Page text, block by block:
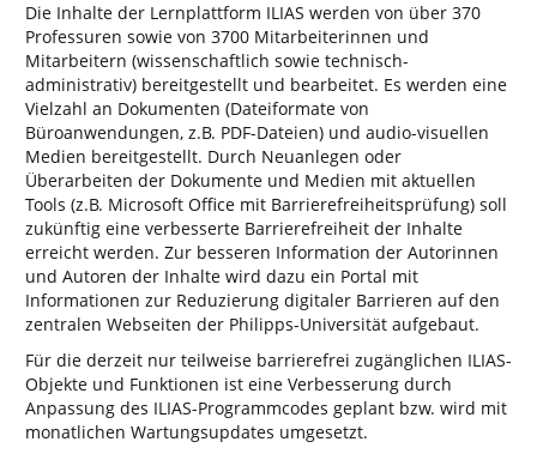
Die Inhalte der Lernplattform ILIAS werden von über 370
Professuren sowie von 3700 Mitarbeiterinnen und
Mitarbeitern (wissenschaftlich sowie technisch-
administrativ) bereitgestellt und bearbeitet. Es werden eine
Vielzahl an Dokumenten (Dateiformate von
Büroanwendungen, z.B. PDF-Dateien) und audio-visuellen
Medien bereitgestellt. Durch Neuanlegen oder
Überarbeiten der Dokumente und Medien mit aktuellen
Tools (z.B. Microsoft Office mit Barrierefreiheitsprüfung) soll
zukünftig eine verbesserte Barrierefreiheit der Inhalte
erreicht werden. Zur besseren Information der Autorinnen
und Autoren der Inhalte wird dazu ein Portal mit
Informationen zur Reduzierung digitaler Barrieren auf den
zentralen Webseiten der Philipps-Universität aufgebaut.
Für die derzeit nur teilweise barrierefrei zugänglichen ILIAS-
Objekte und Funktionen ist eine Verbesserung durch
Anpassung des ILIAS-Programmcodes geplant bzw. wird mit
monatlichen Wartungsupdates umgesetzt.